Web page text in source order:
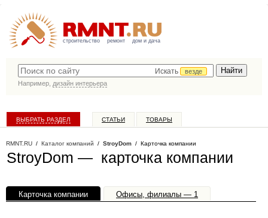
строительство ремонт дом и дача
Искать
везде
Например, дизайн интерьера
ВЫБРАТЬ РАЗДЕЛ СТАТЬИ ТОВАРЫ
RMNT.RU / Каталог компаний / StroyDom / Карточка компании
StroyDom — карточка компании
Карточка компании Офисы, филиалы — 1